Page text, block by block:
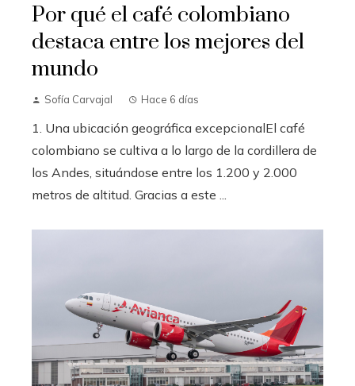
Por qué el café colombiano
destaca entre los mejores del
mundo
Sofía Carvajal Hace 6 días
1. Una ubicación geográfica excepcionalEl café
colombiano se cultiva a lo largo de la cordillera de
los Andes, situándose entre los 1.200 y 2.000
metros de altitud. Gracias a este ...